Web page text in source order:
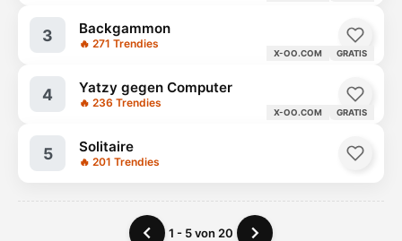
3 Backgammon
🔥 271 Trendies
X-OO.COM GRATIS
4 Yatzy gegen Computer
🔥 236 Trendies
X-OO.COM GRATIS
5 Solitaire
🔥 201 Trendies
1 - 5 von 20